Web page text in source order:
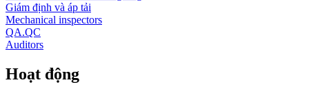
Giám định và áp tải
Mechanical inspectors
QA.QC
Auditors
Hoạt động